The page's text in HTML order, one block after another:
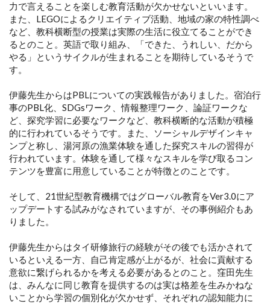
力で言えることを楽しむ教育活動が欠かせないといいます。
また、LEGOによるクリエイティブ活動、地域の家の特性調べ
など、教科横断型の授業は実際の生活に役立てることができ
るとのこと。英語で取り組み、「できた、うれしい、だから
やる」というサイクルが生まれることを期待しているそうで
す。
伊藤先生からはPBLについての実践報告がありました。宿泊行
事のPBL化、SDGsワーク、情報整理ワーク、論証ワークな
ど、探究学習に必要なワークなど、教科横断的な活動が積極
的に行われているそうです。また、ソーシャルデザインキャ
ンプと称し、湯河原の漁業体験を通した探究スキルの習得が
行われています。体験を通して様々なスキルを学び取るコン
テンツを豊富に用意していることが特徴とのことです。
そして、21世紀型教育機構ではグローバル教育をVer3.0にア
ップデートする試みがなされていますが、その事例紹介もあ
りました。
伊藤先生からはタイ研修旅行の経験がその後でも活かされて
いるといえる一方、自己肯定感が上がるが、社会に貢献する
意欲に繋げられるかを考える必要があるとのこと。窪田先生
は、みんなに同じ教育を提供するのは実は格差を生みかねな
いことから学習の個別化が欠かせず、それぞれの認知能力に